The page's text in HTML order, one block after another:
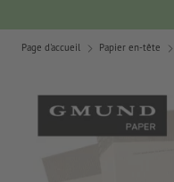
Page d'accueil Papier en-tête